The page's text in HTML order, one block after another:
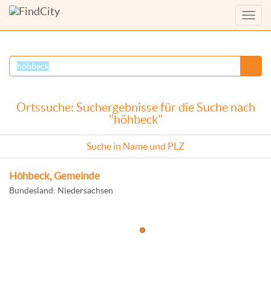
Menü
Ortssuche: Suchergebnisse für die Suche nach
"höhbeck"
Suche in Name und PLZ
Höhbeck, Gemeinde
Bundesland: Niedersachsen